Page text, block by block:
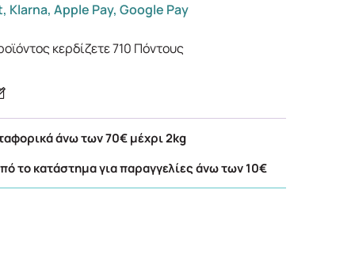
Apple Pay, Google Pay
κερδίζετε710 Πόντους
άνω των 70€ μέχρι 2kg
το κατάστημα για παραγγελίες άνω των 10€